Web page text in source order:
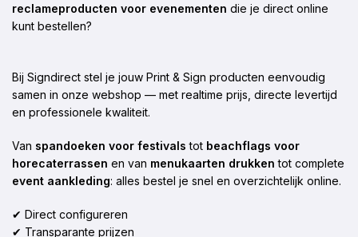
reclameproducten voor evenementen die je direct online
kunt bestellen?
Bij Signdirect stel je jouw Print & Sign producten eenvoudig
samen in onze webshop — met realtime prijs, directe levertijd
en professionele kwaliteit.
Van spandoeken voor festivals tot beachflags voor
horecaterrassen en van menukaarten drukken tot complete
event aankleding: alles bestel je snel en overzichtelijk online.
✔ Direct configureren
✔ Transparante prijzen